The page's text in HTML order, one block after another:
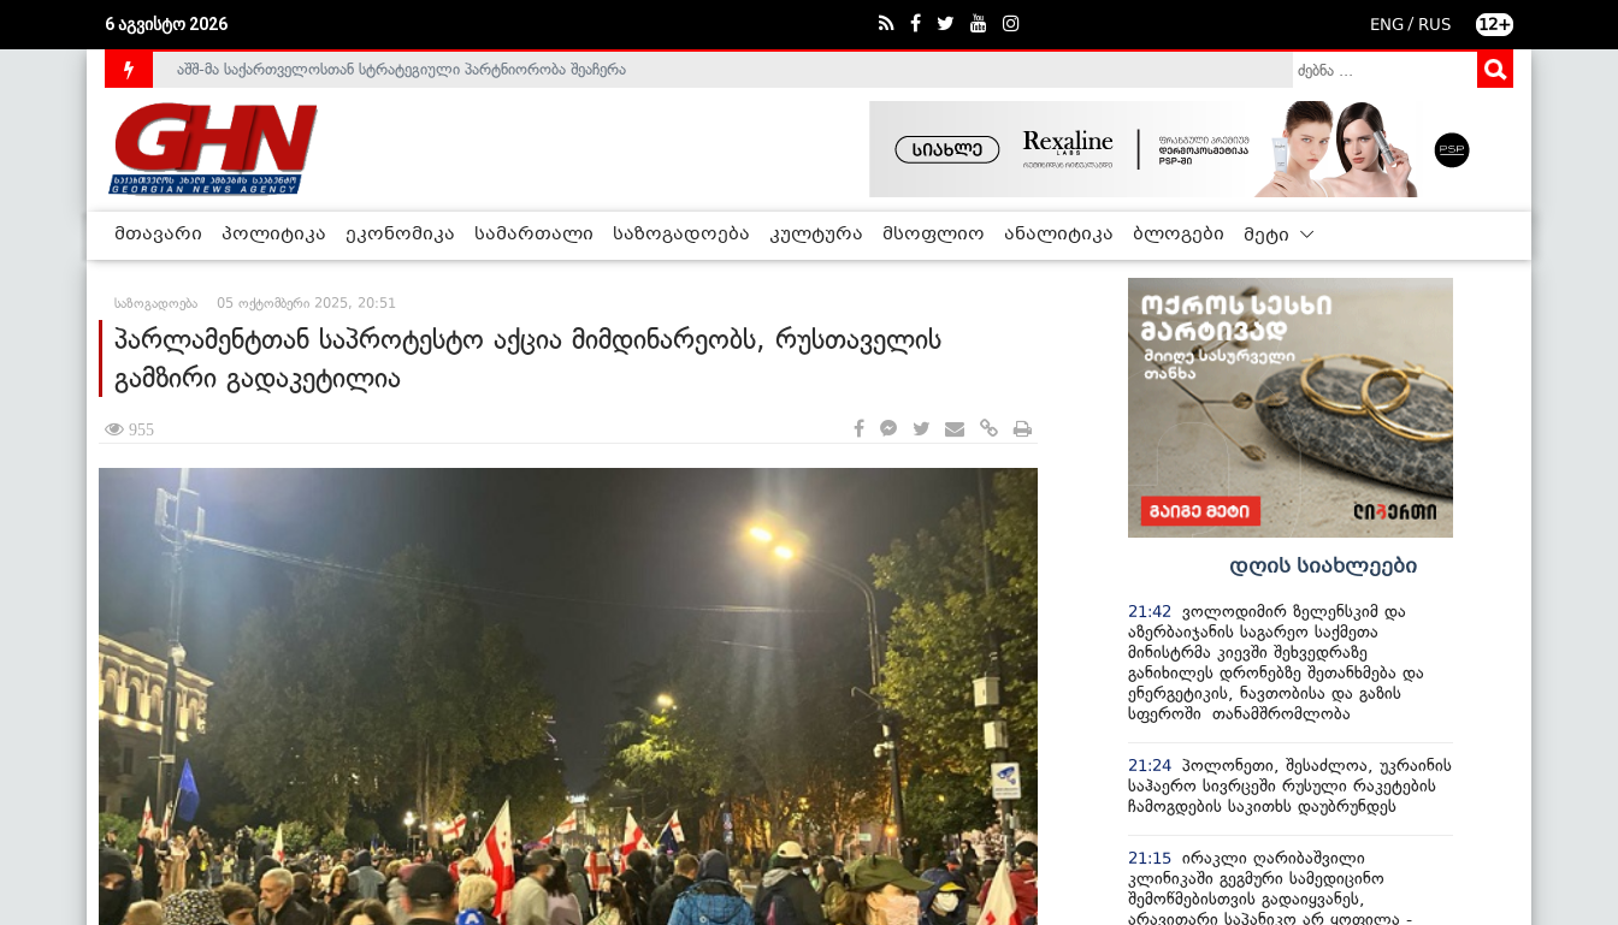
6 აგვისტო 2026 ENG / RUS 12+
საქართველოს დე-ფაქტო მთავრობა არალეგიტიმურია - ჰელსინკის კომისია
აშშ-მა საქართველოსთან სტრატეგიული პარტნიორობა შეაჩერა
მთავარი პოლიტიკა ეკონომიკა სამართალი საზოგადოება კულტურა მსოფლიო ანალიტიკა ბლოგები მეტი
საზოგადოება 05 ოქტომბერი 2025, 20:51
პარლამენტთან საპროტესტო აქცია მიმდინარეობს, რუსთაველის
გამზირი გადაკეტილია
955
დღის სიახლეები
21:42
ვოლოდიმირ ზელენსკიმ და
აზერბაიჯანის საგარეო საქმეთა
მინისტრმა კიევში შეხვედრაზე
განიხილეს დრონებზე შეთანხმება და
ენერგეტიკის, ნავთობისა და გაზის
სფეროში თანამშრომლობა
21:24 პოლონეთი, შესაძლოა, უკრაინის
საჰაერო სივრცეში რუსული რაკეტების
ჩამოგდების საკითხს დაუბრუნდეს
21:15 ირაკლი ღარიბაშვილი
კლინიკაში გეგმური სამედიცინო
შემოწმებისთვის გადაიყვანეს,
არავითარი საპანიკო არ ყოფილა -